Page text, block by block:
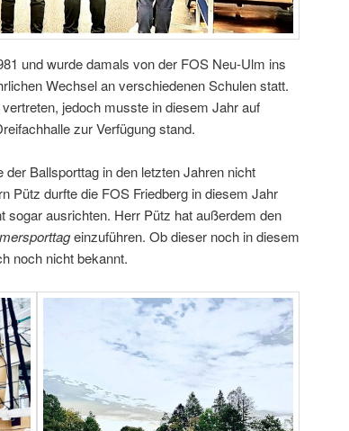
und wurde damals von der FOS Neu-Ulm ins
Wechsel an verschiedenen Schulen statt.
jedoch musste in diesem Jahr auf
zur Verfügung stand.
Ballsporttag in den letzten Jahren nicht
Pütz durfte die FOS Friedberg in diesem Jahr
sogar ausrichten. Herr Pütz hat außerdem den
einzuführen. Ob dieser noch in diesem
noch nicht bekannt.